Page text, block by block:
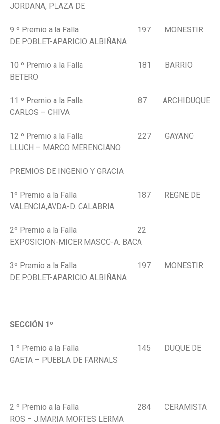
JORDANA, PLAZA DE
9 º Premio a la Falla 197 MONESTIR
DE POBLET-APARICIO ALBIÑANA
10 º Premio a la Falla 181 BARRIO
BETERO
11 º Premio a la Falla 87 ARCHIDUQUE
CARLOS – CHIVA
12 º Premio a la Falla 227 GAYANO
LLUCH – MARCO MERENCIANO
PREMIOS DE INGENIO Y GRACIA
1º Premio a la Falla 187 REGNE DE
VALENCIA,AVDA-D. CALABRIA
2º Premio a la Falla 22
EXPOSICION-MICER MASCO-A. BACA
3º Premio a la Falla 197 MONESTIR
DE POBLET-APARICIO ALBIÑANA
SECCIÓN 1º
1 º Premio a la Falla 145 DUQUE DE
GAETA – PUEBLA DE FARNALS
2 º Premio a la Falla 284 CERAMISTA
ROS – J.MARIA MORTES LERMA